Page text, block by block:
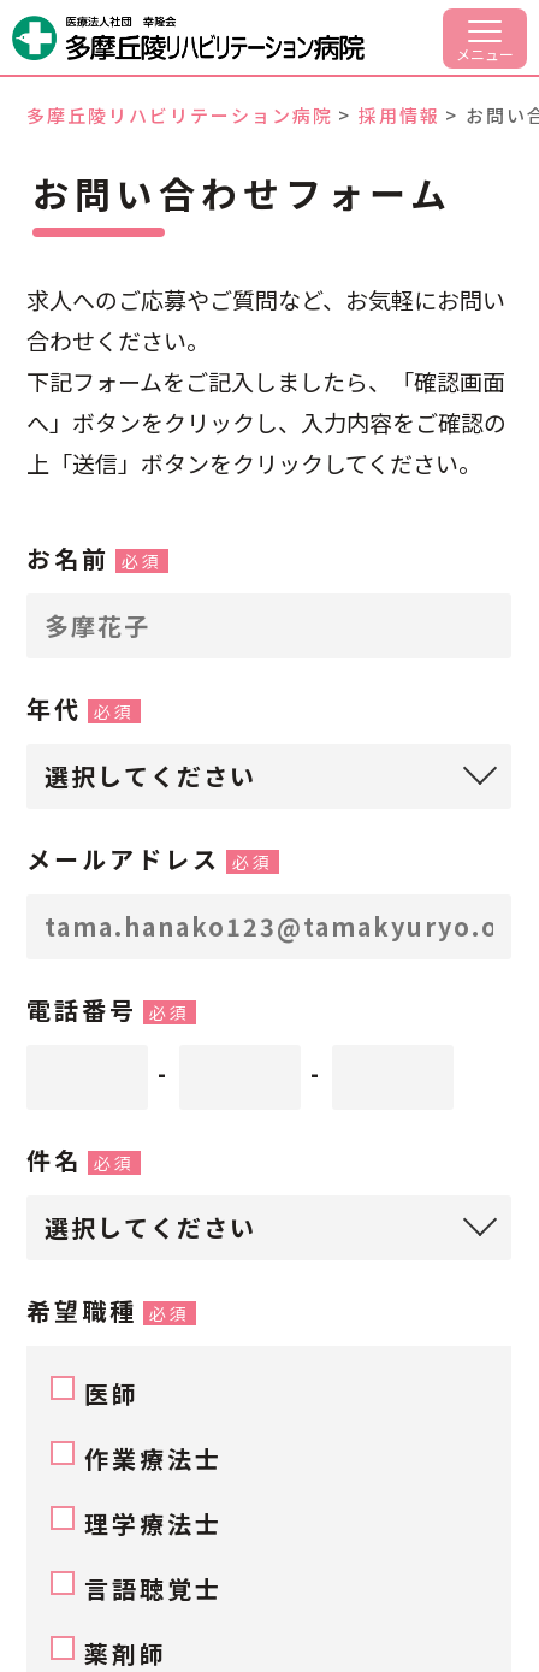
メニュー
病院案内
外来リハビリについて
交通アクセス
代表 042-797-1701
多摩丘陵リハビリテーション病院 > 採用情報 > お問い
お問い合わせフォーム
求人へのご応募やご質問など、お気軽にお問い
合わせください。
下記フォームをご記入しましたら、「確認画面
へ」ボタンをクリックし、入力内容をご確認の
上「送信」ボタンをクリックしてください。
お名前 必須
年代 必須
メールアドレス 必須
電話番号 必須
- -
件名 必須
希望職種 必須
医師
作業療法士
理学療法士
言語聴覚士
薬剤師